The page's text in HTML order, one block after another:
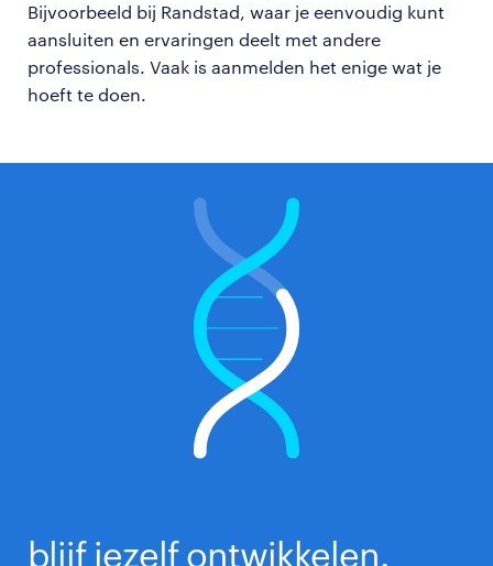
Bijvoorbeeld bij Randstad, waar je eenvoudig kunt
aansluiten en ervaringen deelt met andere
professionals. Vaak is aanmelden het enige wat je
hoeft te doen.
blijf jezelf ontwikkelen.